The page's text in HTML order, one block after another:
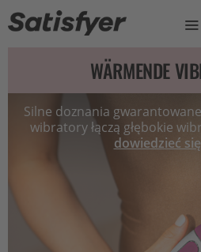
WÄRMENDE
Silne doznania
wibratory łączą głębokie
dowiedzieć